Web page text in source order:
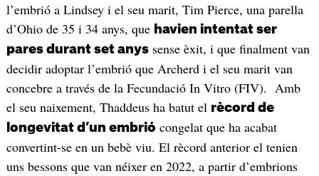
l’embrió a Lindsey i el seu marit, Tim Pierce, una parella
d’Ohio de 35 i 34 anys, que havien intentat ser
pares durant set anyssense èxit, i que finalment van
decidir adoptar l’embrió que Archerd i el seu marit van
concebre a través de la Fecundació In Vitro (FIV). Amb
el seu naixement, Thaddeus ha batut el rècord de
longevitat d’un embrió congelat que ha acabat
convertint-se en un bebè viu. El rècord anterior el tenien
uns bessons que van néixer en 2022, a partir d’embrions